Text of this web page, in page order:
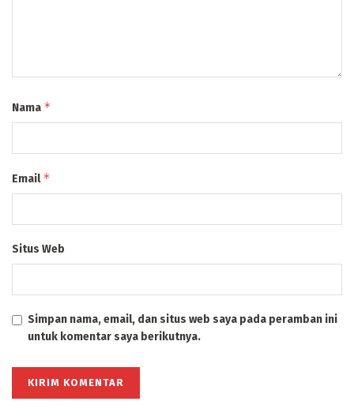
Nama *
Email*
Situs Web
Simpan nama, email, dan situs web saya pada peramban ini
untuk komentar saya berikutnya.